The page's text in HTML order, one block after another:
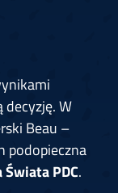
decyzję. W
Beau –
podopieczna
PDC.